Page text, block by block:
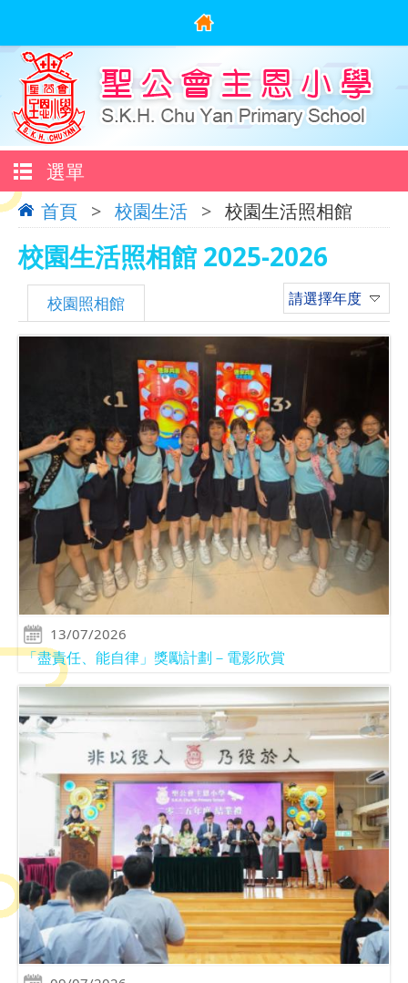
選單
首頁 > 校園生活 > 校園生活照相館
校園生活照相館 2025-2026
請選擇年度
校園照相館
13/07/2026
「盡責任、能自律」獎勵計劃－電影欣賞